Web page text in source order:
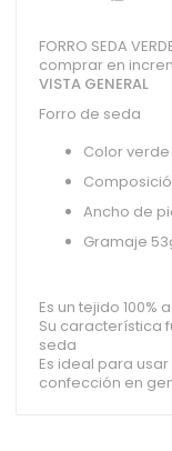
FORRO SEDA
comprar en
VISTA GENERAL
Forro de seda
Color
Ancho de
Gramaje
Es un tejido
Su característica
seda
Es ideal para
confección en